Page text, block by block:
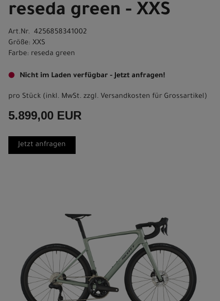
reseda green - XXS
Art.Nr. 4256858341002
Größe: XXS
Farbe: reseda green
Nicht im Laden verfügbar - Jetzt anfragen!
pro Stück (inkl. MwSt. zzgl. Versandkosten für Grossartikel)
5.899,00 EUR
Jetzt anfragen